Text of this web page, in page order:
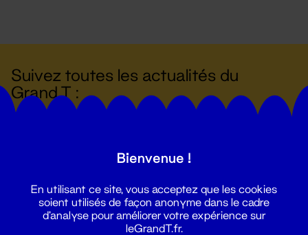
Suivez toutes les actualités du
Grand T :
Bienvenue !
En utilisant ce site, vous acceptez que les cookies
soient utilisés de façon anonyme dans le cadre
d'analyse pour améliorer votre expérience sur
leGrandT.fr.